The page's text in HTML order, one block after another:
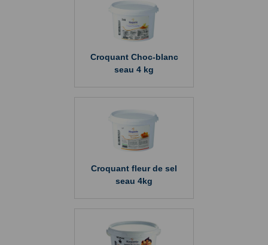
Croquant Choc-blanc
seau 4 kg
Croquant fleur de sel
seau 4kg